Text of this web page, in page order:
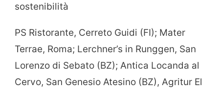
sostenibilità
PS Ristorante, Cerreto Guidi (FI); Mater
Terrae, Roma; Lerchner’s in Runggen, San
Lorenzo di Sebato (BZ); Antica Locanda al
Cervo, San Genesio Atesino (BZ), Agritur El